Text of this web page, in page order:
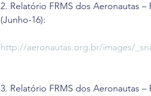
2. Relatório FRMS dos Aeronautas
(Junho-16):
http://aeronautas.org.br/images/
3. Relatório FRMS dos Aeronautas